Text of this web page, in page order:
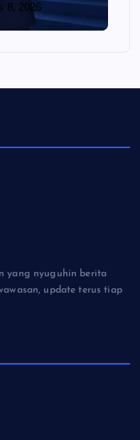
8, 2026
yang nyuguhin berita
update terus tiap